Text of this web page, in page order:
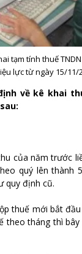
tạm tính thuế
lực từ ngày 15/11/
về kê khai
của năm trước
quý lên thành
quy định cũ.
thuế mới bắt
theo tháng thì